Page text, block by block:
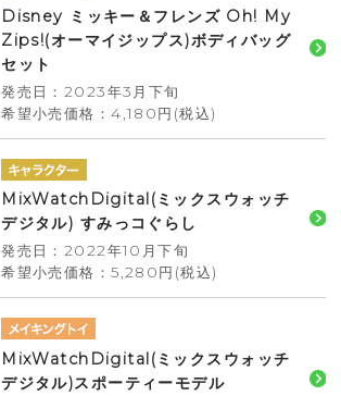
Disney ミッキー＆フレンズ Oh! My
Zips!(オーマイジップス)ボディバッグ
セット
発売日：2023年3月下旬
希望小売価格：4,180円(税込)
MixWatchDigital(ミックスウォッチ
デジタル) すみっコぐらし
発売日：2022年10月下旬
希望小売価格：5,280円(税込)
MixWatchDigital(ミックスウォッチ
デジタル)スポーティーモデル